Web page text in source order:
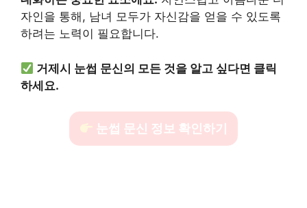
자인을 통해, 남녀 모두가 자신감을 얻을 수 있도록
하려는 노력이 필요합니다.
거제시 눈썹 문신의 모든 것을 알고 싶다면 클릭
하세요.
눈썹 문신 정보 확인하기